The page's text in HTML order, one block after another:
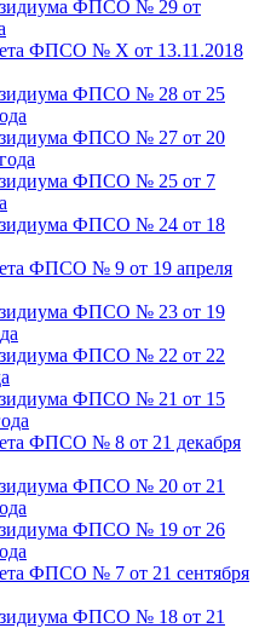
ФПСО № 29 от
ФПСО № X от 13.11.2018
ФПСО № 28 от 25
ФПСО № 27 от 20
ФПСО № 25 от 7
ФПСО № 24 от 18
ФПСО № 9 от 19 апреля
ФПСО № 23 от 19
ФПСО № 22 от 22
ФПСО № 21 от 15
ФПСО № 8 от 21 декабря
ФПСО № 20 от 21
ФПСО № 19 от 26
ФПСО № 7 от 21 сентября
ФПСО № 18 от 21